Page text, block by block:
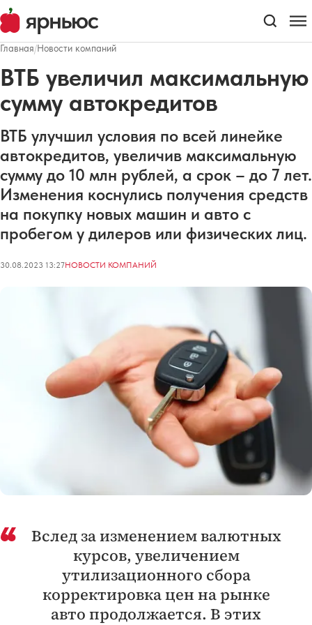
Главная/Новости компаний
ВТБ увеличил максимальную
сумму автокредитов
ВТБ улучшил условия по всей линейке
автокредитов, увеличив максимальную
сумму до 10 млн рублей, а срок – до 7 лет.
Изменения коснулись получения средств
на покупку новых машин и авто с
пробегом у дилеров или физических лиц.
30.08.2023 13:27НОВОСТИ КОМПАНИЙ
Вслед за изменением валютных
курсов, увеличением
утилизационного сбора
корректировка цен на рынке
авто продолжается. В этих